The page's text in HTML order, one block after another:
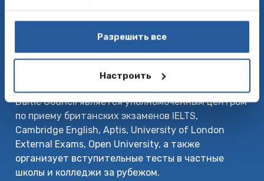
данными, которые они получили при использовании
Разрешить все
Настроить
является организатором крупнейших
образовательных выставок в Восточной Европе
Secondary Focus Fair”.
Центр британских экзаменов
Baltic Council является уполномоченным центром
по приему британских экзаменов IELTS,
Cambridge English, Aptis, University of London
External Exams, Open University, а также
организует вступительные тесты в частные
школы и колледжи за рубежом.